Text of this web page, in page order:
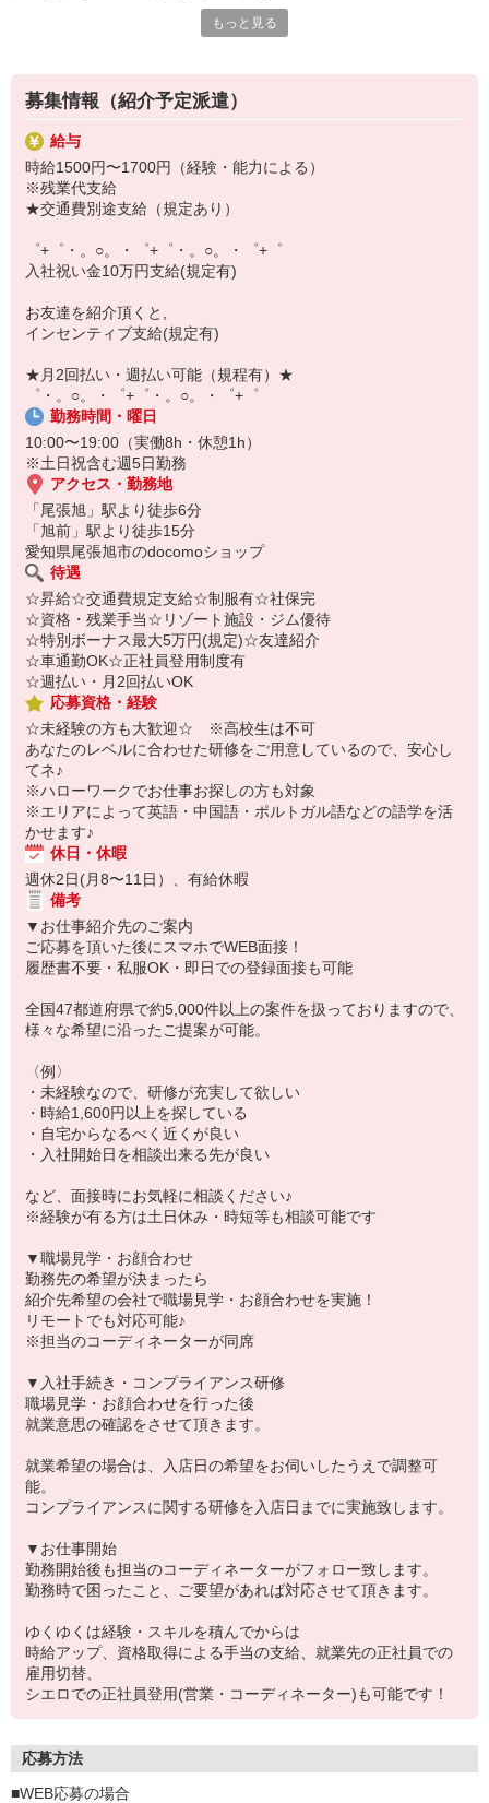
【選べるお仕事いろいろ】
▼オフィスワーク
事務、経理、データ入力、コールセンター、受付
▼工場・製造・軽作業系
機械/食品製造・梱包・仕分け・加工・組立・検査
▼美容系
眉毛サロンのアイブロウ・ネイリスト・エステ
▼営業・販売
法人営業・アパレル販売・個別指導塾・人材紹介
▼人気案件も多数♪
短期・期間限定・オープニング・官公庁案件
上場/優良/大手企業など
【スマホ面接実施中】
￣￣￣￣￣￣￣￣￣
自宅に居ながらスマホでカンタン面接OK！
オンライン面談なのでスピード対応。
満足度◎
■携帯やインターネット販売業務
docomo(ドコモ)/au(エーユー)・KDDI/softbank(ソフトバンク)など
の大手キャリアから
ワイモバイル(Y!mobille)、楽天モバイル、UQなど格安スマホまで幅
広く紹介可能♪
もっと見る
募集情報（紹介予定派遣）
給与
時給1500円〜1700円（経験・能力による）
※残業代支給
★交通費別途支給（規定あり）
゜+゜・。○。・゜+゜・。○。・゜+゜
入社祝い金10万円支給(規定有)
お友達を紹介頂くと,
インセンティブ支給(規定有)
★月2回払い・週払い可能（規程有）★
゜・。○。・゜+゜・。○。・゜+゜
勤務時間・曜日
10:00〜19:00（実働8h・休憩1h）
※土日祝含む週5日勤務
アクセス・勤務地
「尾張旭」駅より徒歩6分
「旭前」駅より徒歩15分
愛知県尾張旭市のdocomoショップ
待遇
☆昇給☆交通費規定支給☆制服有☆社保完
☆資格・残業手当☆リゾート施設・ジム優待
☆特別ボーナス最大5万円(規定)☆友達紹介
☆車通勤OK☆正社員登用制度有
☆週払い・月2回払いOK
応募資格・経験
☆未経験の方も大歓迎☆ ※高校生は不可
あなたのレベルに合わせた研修をご用意しているので、安心し
てネ♪
※ハローワークでお仕事お探しの方も対象
※エリアによって英語・中国語・ポルトガル語などの語学を活
かせます♪
休日・休暇
週休2日(月8〜11日）、有給休暇
備考
▼お仕事紹介先のご案内
ご応募を頂いた後にスマホでWEB面接！
履歴書不要・私服OK・即日での登録面接も可能
全国47都道府県で約5,000件以上の案件を扱っておりますので、
様々な希望に沿ったご提案が可能。
〈例〉
・未経験なので、研修が充実して欲しい
・時給1,600円以上を探している
・自宅からなるべく近くが良い
・入社開始日を相談出来る先が良い
など、面接時にお気軽に相談ください♪
※経験が有る方は土日休み・時短等も相談可能です
▼職場見学・お顔合わせ
勤務先の希望が決まったら
紹介先希望の会社で職場見学・お顔合わせを実施！
リモートでも対応可能♪
※担当のコーディネーターが同席
▼入社手続き・コンプライアンス研修
職場見学・お顔合わせを行った後
就業意思の確認をさせて頂きます。
就業希望の場合は、入店日の希望をお伺いしたうえで調整可
能。
コンプライアンスに関する研修を入店日までに実施致します。
▼お仕事開始
勤務開始後も担当のコーディネーターがフォロー致します。
勤務時で困ったこと、ご要望があれば対応させて頂きます。
ゆくゆくは経験・スキルを積んでからは
時給アップ、資格取得による手当の支給、就業先の正社員での
雇用切替、
シエロでの正社員登用(営業・コーディネーター)も可能です！
応募方法
■WEB応募の場合